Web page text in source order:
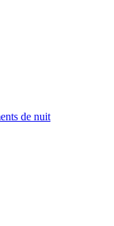
de nuit